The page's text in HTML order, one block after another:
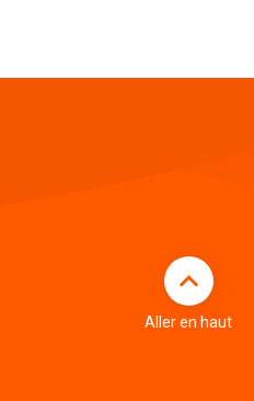
Aller en haut